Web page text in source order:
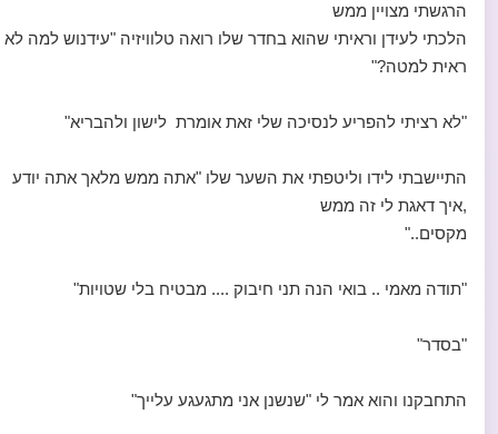
הרגשתי מצויין ממש
הלכתי לעידן וראיתי שהוא בחדר שלו רואה טלוויזיה "עידנוש למה לא
ראית למטה?"
"לא רציתי להפריע לנסיכה שלי זאת אומרת לישון ולהבריא"
התיישבתי לידו וליטפתי את השער שלו "אתה ממש מלאך אתה יודע
,איך דאגת לי זה ממש
מקסים.."
"תודה מאמי .. בואי הנה תני חיבוק .... מבטיח בלי שטויות"
"בסדר"
התחבקנו והוא אמר לי "שנשנן אני מתגעגע עלייך"